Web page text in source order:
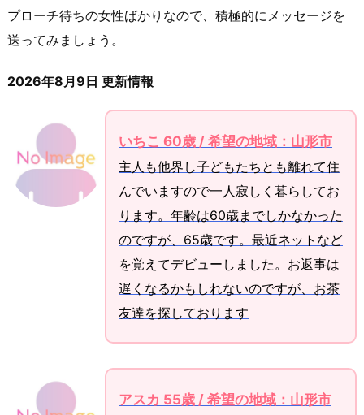
プローチ待ちの女性ばかりなので、積極的にメッセージを
送ってみましょう。
2026年8月9日 更新情報
いちこ 60歳 / 希望の地域：山形市
主人も他界し子どもたちとも離れて住
んでいますので一人寂しく暮らしてお
ります。年齢は60歳までしかなかった
のですが、65歳です。最近ネットなど
を覚えてデビューしました。お返事は
遅くなるかもしれないのですが、お茶
友達を探しております
アスカ 55歳 / 希望の地域：山形市